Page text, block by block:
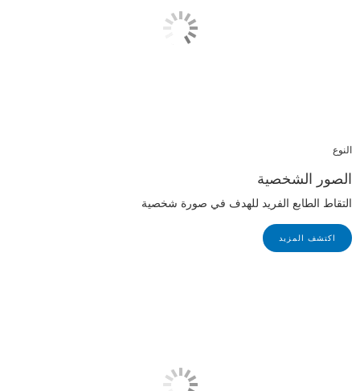
النوع
الصور الشخصية
التقاط الطابع الفريد للهدف في صورة شخصية
اكتشف المزيد